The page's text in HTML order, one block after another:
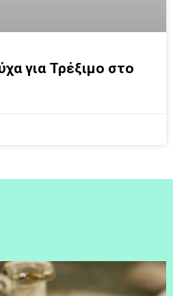
για Τρέξιμο στο